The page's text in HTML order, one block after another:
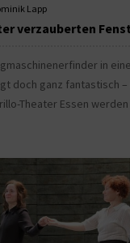
Lapp
verzauberten
in
doch ganz fantastisch
Theater Essen